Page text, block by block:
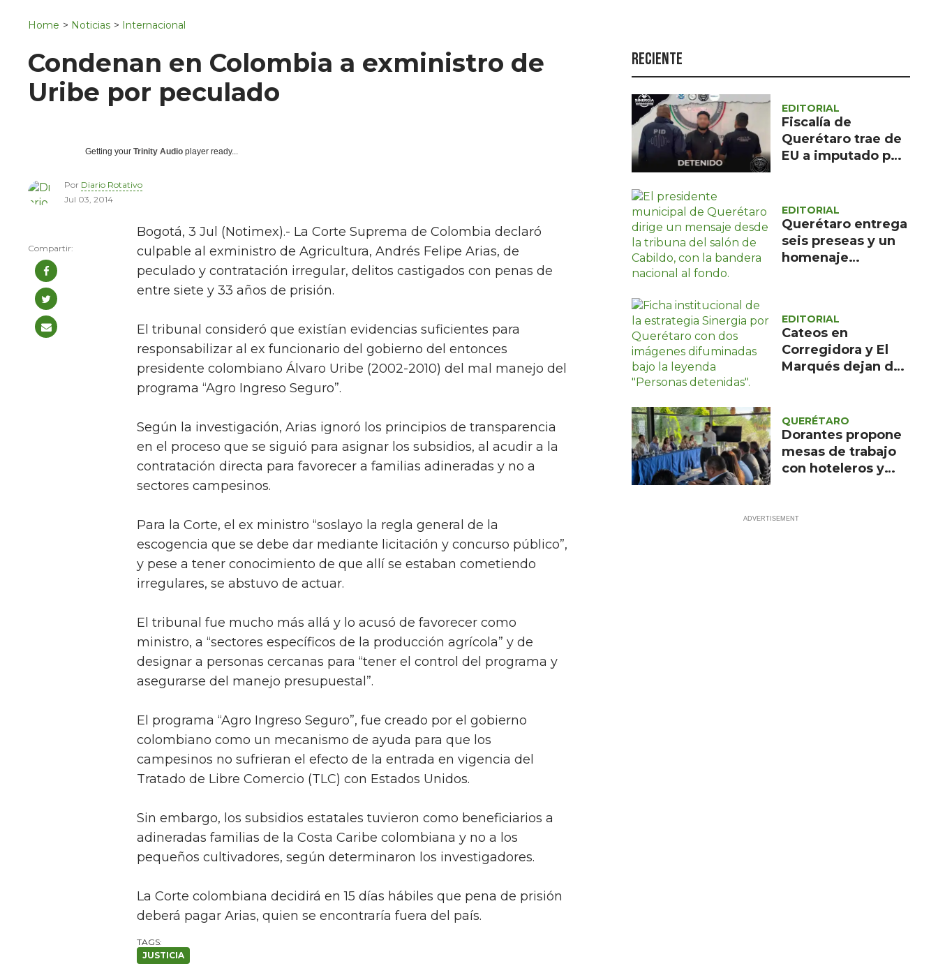
Política
Turismo
Asuntos Sociales
Estilo de vida
Home > Noticias > Internacional
Condenan en Colombia a exministro de
Uribe por peculado
Getting your Trinity Audio player ready...
Por Diario Rotativo
Jul 03, 2014
Bogotá, 3 Jul (Notimex).- La Corte Suprema de Colombia declaró
culpable al exministro de Agricultura, Andrés Felipe Arias, de
peculado y contratación irregular, delitos castigados con penas de
entre siete y 33 años de prisión.
El tribunal consideró que existían evidencias suficientes para
responsabilizar al ex funcionario del gobierno del entonces
presidente colombiano Álvaro Uribe (2002-2010) del mal manejo del
programa “Agro Ingreso Seguro”.
Según la investigación, Arias ignoró los principios de transparencia
en el proceso que se siguió para asignar los subsidios, al acudir a la
contratación directa para favorecer a familias adineradas y no a
sectores campesinos.
Para la Corte, el ex ministro “soslayo la regla general de la
escogencia que se debe dar mediante licitación y concurso público”,
y pese a tener conocimiento de que allí se estaban cometiendo
irregulares, se abstuvo de actuar.
El tribunal fue mucho más allá y lo acusó de favorecer como
ministro, a “sectores específicos de la producción agrícola” y de
designar a personas cercanas para “tener el control del programa y
asegurarse del manejo presupuestal”.
El programa “Agro Ingreso Seguro”, fue creado por el gobierno
colombiano como un mecanismo de ayuda para que los
campesinos no sufrieran el efecto de la entrada en vigencia del
Tratado de Libre Comercio (TLC) con Estados Unidos.
Sin embargo, los subsidios estatales tuvieron como beneficiarios a
adineradas familias de la Costa Caribe colombiana y no a los
pequeños cultivadores, según determinaron los investigadores.
La Corte colombiana decidirá en 15 días hábiles que pena de prisión
deberá pagar Arias, quien se encontraría fuera del país.
JUSTICIA
Reciente
EDITORIAL
Fiscalía de
Querétaro trae de
EU a imputado por
EDITORIAL
Querétaro entrega
seis preseas y un
homenaje
EDITORIAL
Cateos en
Corregidora y El
Marqués dejan dos
QUERÉTARO
Dorantes propone
mesas de trabajo
con hoteleros y